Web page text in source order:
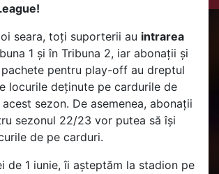
seara, toți suporterii au intrarea
1 și în Tribuna 2, iar abonații și
pentru play-off au dreptul
locurile deținute pe cardurile de
sezon. De asemenea, abonații
sezonul 22/23 vor putea să își
de pe carduri.
de 1 iunie, îi așteptăm la stadion pe